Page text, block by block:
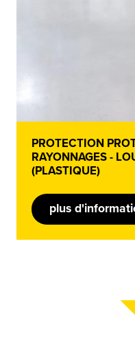
PROTECTION
RAYONNAGES -
(PLASTIQUE)
plus